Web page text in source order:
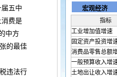
五中
消费是
中方
的最佳
违法行
宏观经济
指标
工业增加值增速
固定资产投资增
消费品零售总额
一般预算收入增
土地出让收入增